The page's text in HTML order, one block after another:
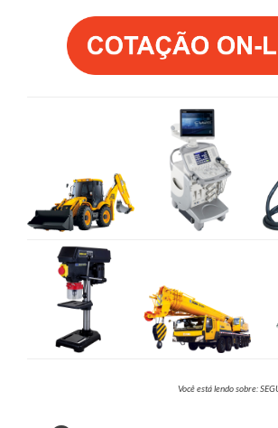
Você está lendo sobre: